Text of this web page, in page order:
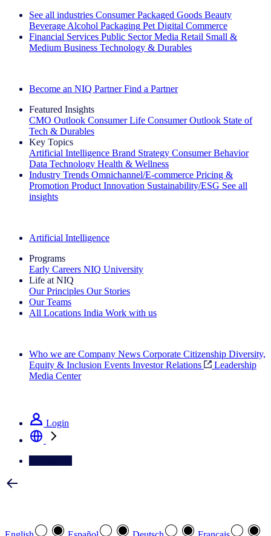
See all industries Consumer Packaged Goods Beauty
Beverage Alcohol Packaging Pet Digital Commerce
Financial Services Public Sector Media Retail Small &
Medium Business Technology & Durables
Become an NIQ Partner Find a Partner
Featured Insights
CMO Outlook Consumer Life Consumer Outlook State of
Tech & Durables
Key Topics
Artificial Intelligence Brand Strategy Consumer Behavior
Data Technology Health & Wellness
Industry Trends Omnichannel/E-commerce Pricing &
Promotion Product Innovation Sustainability/ESG See all
insights
Artificial Intelligence
Programs
Early Careers NIQ University
Life at NIQ
Our Principles Our Stories
Our Teams
All Locations India Work with us
Who we are Company News Corporate Citizenship Diversity,
Equity & Inclusion Events Investor Relations
Leadership
Media Center
Login